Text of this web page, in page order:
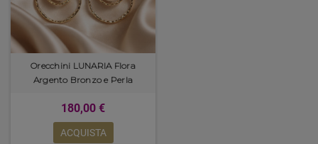
Orecchini LUNARIA Flora
Argento Bronzo e Perla
180,00 €
ACQUISTA